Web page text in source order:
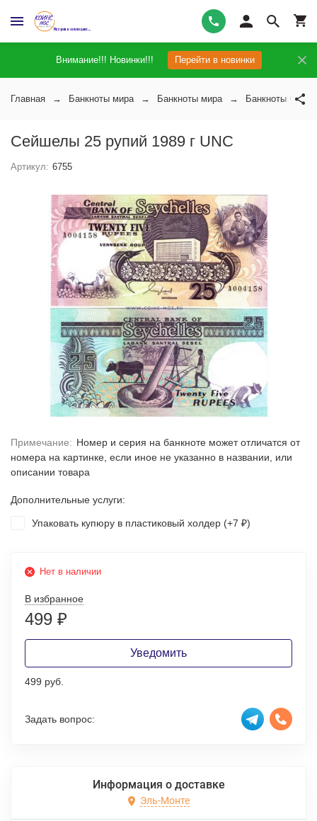
Внимание!!! Новинки!!! Перейти в новинки
Главная Банкноты мира Банкноты мира Банкноты
Сейшелы 25 рупий 1989 г UNC
Артикул: 6755
Примечание: Номер и серия на банкноте может отличатся от
номера на картинке, если иное не указанно в названии, или
описании товара
Дополнительные услуги:
Упаковать купюру в пластиковый холдер (+7 ₽)
Нет в наличии
В избранное
499 ₽
Уведомить
499 руб.
Задать вопрос:
Информация о доставке
Эль-Монте